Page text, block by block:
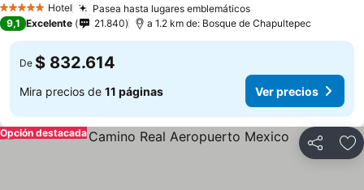
5 Estrellas Hotel Pasea hasta lugares emblemáticos
9,1 Excelente 21.840 a 1.2 km de: Bosque de Chapultepec
De $ 832.614
Mira precios de 11 páginas Ver precios
Compartir
Opción destacada